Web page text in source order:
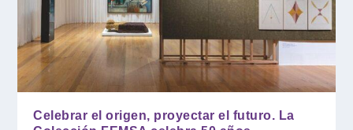
Celebrar el origen, proyectar el futuro. La